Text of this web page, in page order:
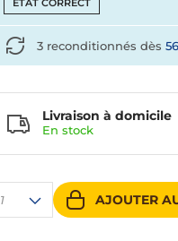
ETAT CORRECT
1 AJOUTER
Livraison à domicile
En stock
3 reconditionnés dès